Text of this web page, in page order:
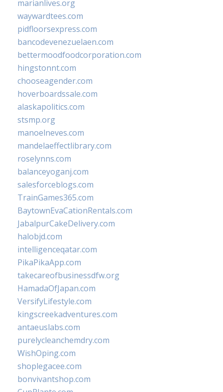
marianlives.org
waywardtees.com
pidfloorsexpress.com
bancodevenezuelaen.com
bettermoodfoodcorporation.com
hingstonnt.com
chooseagender.com
hoverboardssale.com
alaskapolitics.com
stsmp.org
manoelneves.com
mandelaeffectlibrary.com
roselynns.com
balanceyoganj.com
salesforceblogs.com
TrainGames365.com
BaytownEvaCationRentals.com
JabalpurCakeDelivery.com
halobjd.com
intelligenceqatar.com
PikaPikaApp.com
takecareofbusinessdfw.org
HamadaOfJapan.com
VersifyLifestyle.com
kingscreekadventures.com
antaeuslabs.com
purelycleanchemdry.com
WishOping.com
shoplegacee.com
bonvivantshop.com